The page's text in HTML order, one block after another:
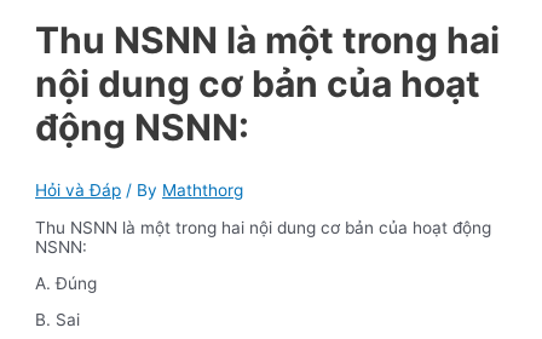
Thu NSNN là một trong hai
nội dung cơ bản của hoạt
động NSNN:
Hỏi và Đáp / By Maththorg
Thu NSNN là một trong hai nội dung cơ bản của hoạt động
NSNN:
A. Đúng
B. Sai